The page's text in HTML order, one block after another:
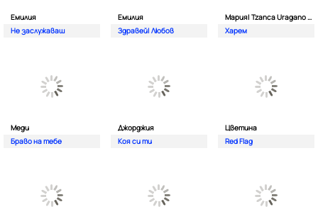
Емилия
Не заслужаваш
Емилия
Здравей| Любов
Мария| Tzanca Uragano и VIP Stefcho Band
Харем
Меди
Браво на тебе
Джорджия
Коя си ти
Цветина
Red Flag